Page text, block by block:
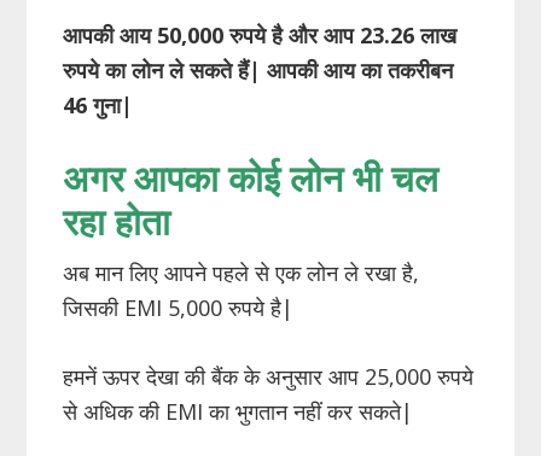
आपकी आय 50,000 रुपये है और आप 23.26 लाख
रुपये का लोन ले सकते हैं| आपकी आय का तकरीबन
46 गुना|
अगर आपका कोई लोन भी चल
रहा होता
अब मान लिए आपने पहले से एक लोन ले रखा है,
जिसकी EMI 5,000 रुपये है|
हमनें ऊपर देखा की बैंक के अनुसार आप 25,000 रुपये
से अधिक की EMI का भुगतान नहीं कर सकते|